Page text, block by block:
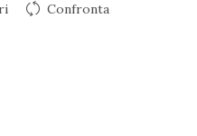
Confronta